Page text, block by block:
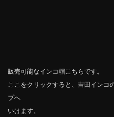
販売可能なインコ帽こちらです。
ここをクリックすると、吉田インコ
プへ
いけます。